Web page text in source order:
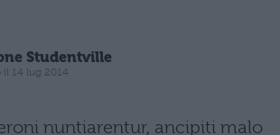
Studentville
il 14 lug 2014
nuntiarentur, ancipiti malo